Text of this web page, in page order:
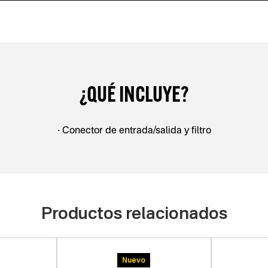
¿QUÉ INCLUYE?
• Conector de entrada/salida y ﬁltro
Productos relacionados
Nuevo